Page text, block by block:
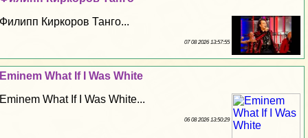
Филипп Киркоров Танго...
07 08 2026 13:57:55
Eminem What If I Was White
Eminem What If I Was White...
06 08 2026 13:50:29